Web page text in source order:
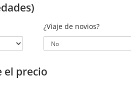
¿Viaje de novios?
el precio